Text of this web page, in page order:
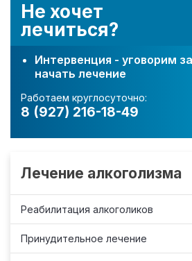
Не хочет
лечиться?
Интервенция - уговорим
начать лечение
Работаем круглосуточно:
8 (927) 216-18-49
Лечение алкоголизма
Реабилитация алкоголиков
Принудительное лечение